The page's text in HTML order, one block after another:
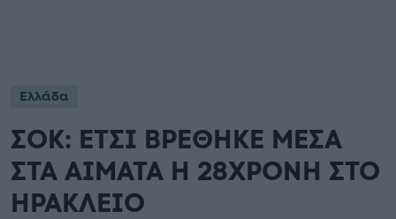
Ελλάδα
ΣΟΚ: ΕΤΣΙ ΒΡΕΘΗΚΕ ΜΕΣΑ
ΣΤΑ ΑΙΜΑΤΑ Η 28ΧΡΟΝΗ ΣΤΟ
ΗΡΑΚΛΕΙΟ